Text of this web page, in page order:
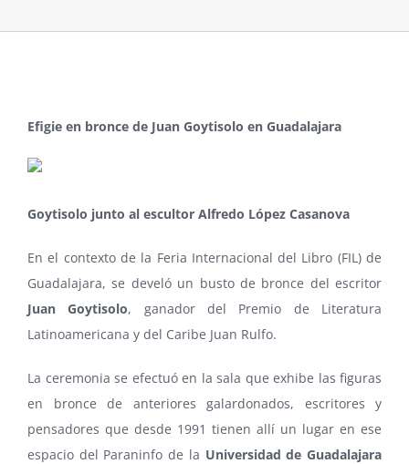
Efigie en bronce de Juan Goytisolo en Guadalajara
Goytisolo junto al escultor Alfredo López Casanova
En el contexto de la Feria Internacional del Libro (FIL) de
Guadalajara, se develó un busto de bronce del escritor
Juan Goytisolo, ganador del Premio de Literatura
Latinoamericana y del Caribe Juan Rulfo.
La ceremonia se efectuó en la sala que exhibe las figuras
en bronce de anteriores galardonados, escritores y
pensadores que desde 1991 tienen allí un lugar en ese
espacio del Paraninfo de la Universidad de Guadalajara